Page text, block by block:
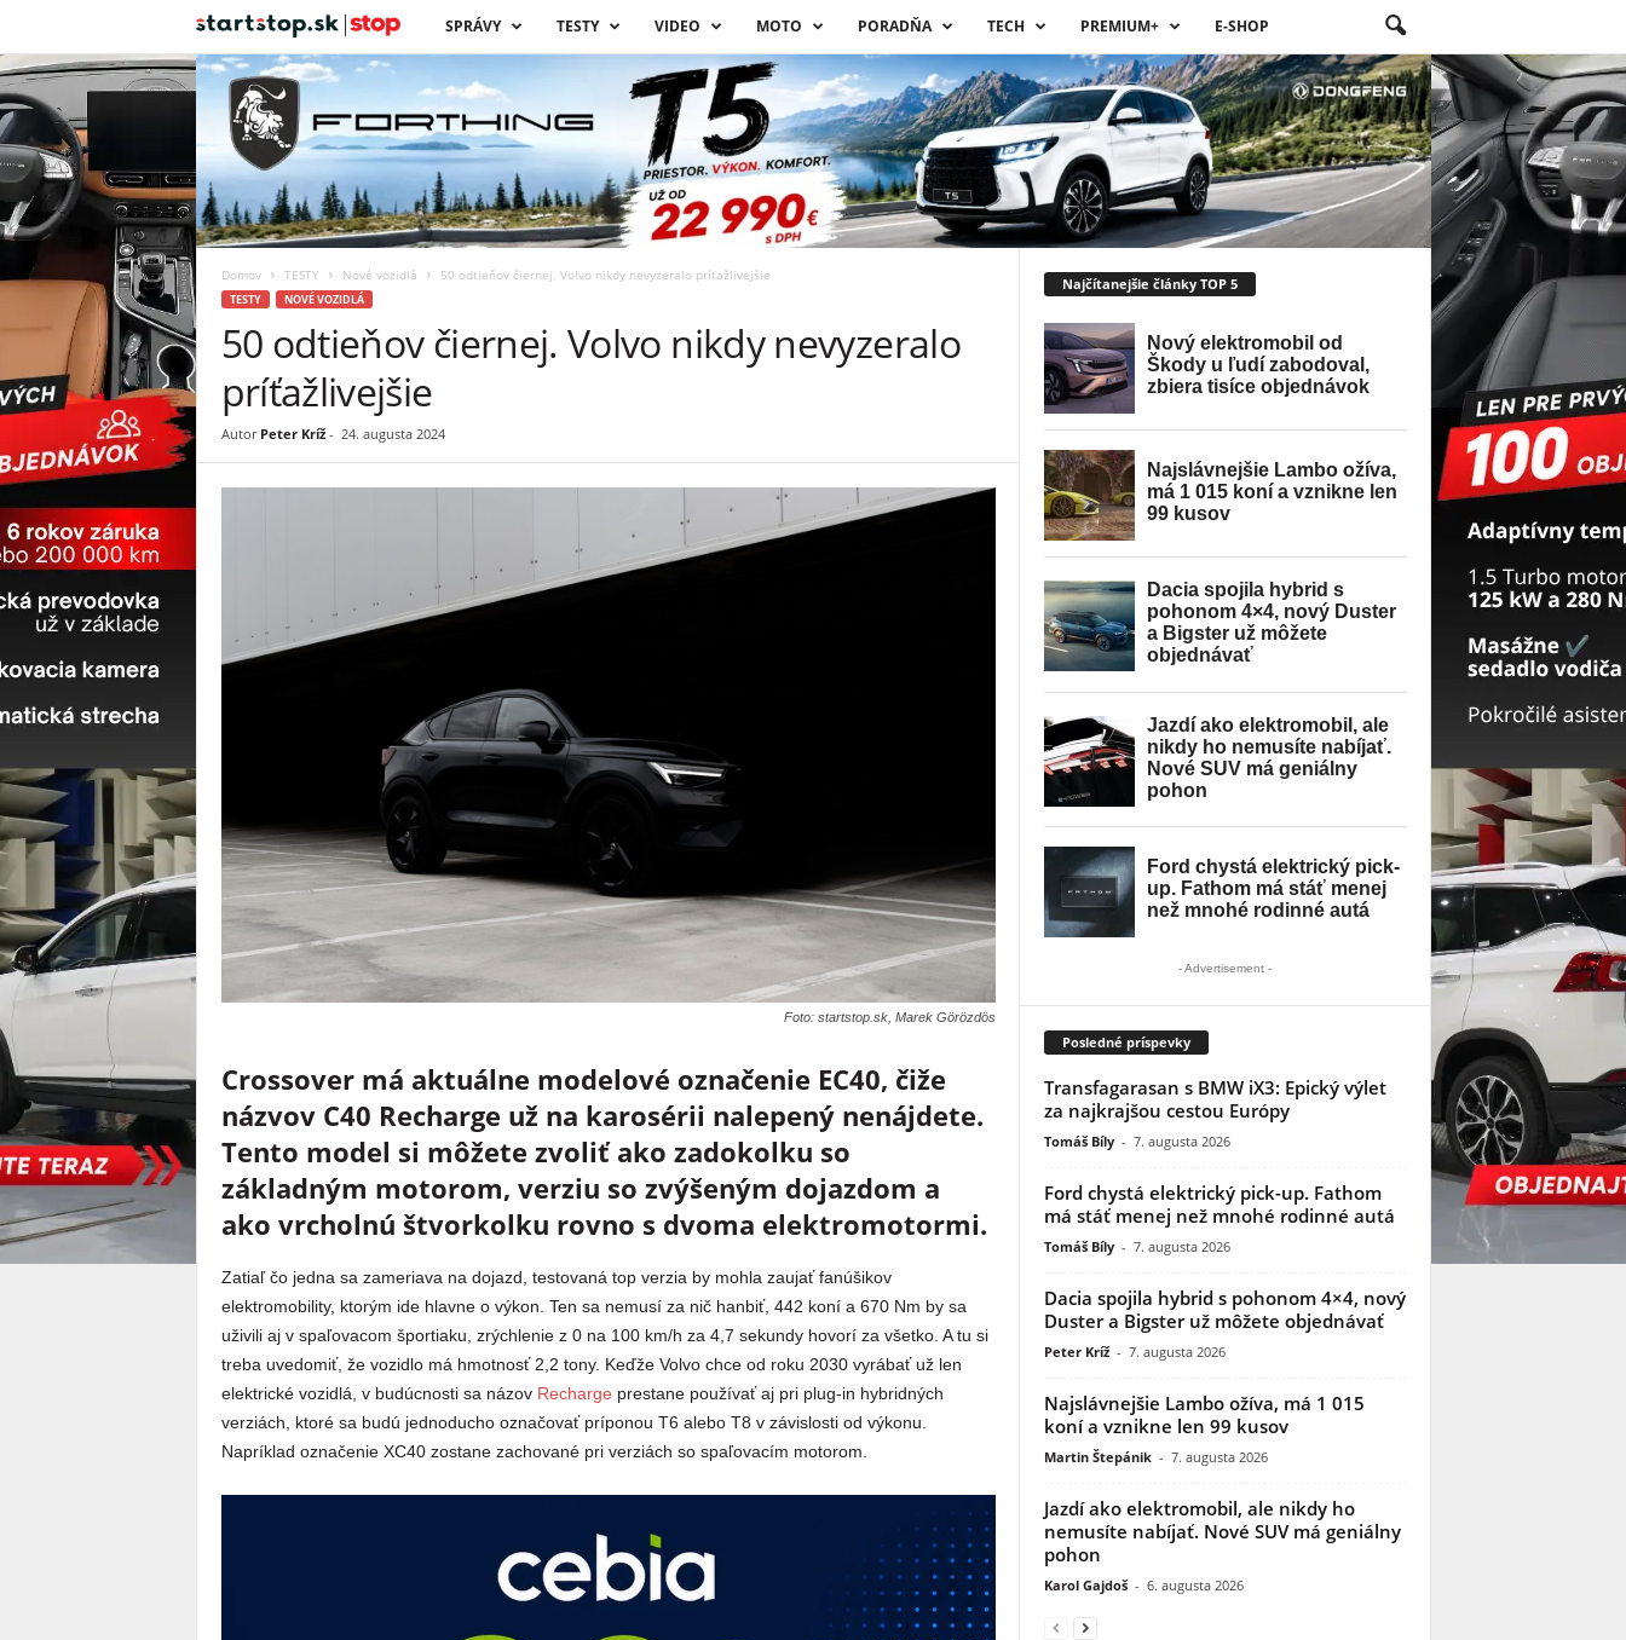
a
r
t
o
SPRÁVY TESTY VIDEO MOTO PORADŇA TECH PREMIUM+ E-SHOP
Domov TESTY Nové vozidlá 50 odtieňov čiernej. Volvo nikdy nevyzeralo príťažlivejšie
TESTY NOVÉ VOZIDLÁ
50 odtieňov čiernej. Volvo nikdy nevyzeralo
príťažlivejšie
Autor Peter Kríž- 24. augusta 2024
Foto: startstop.sk, Marek Görözdös
Crossover má aktuálne modelové označenie EC40, čiže
názvov C40 Recharge už na karosérii nalepený nenájdete.
Tento model si môžete zvoliť ako zadokolku so
základným motorom, verziu so zvýšeným dojazdom a
ako vrcholnú štvorkolku rovno s dvoma elektromotormi.
Zatiaľ čo jedna sa zameriava na dojazd, testovaná top verzia by mohla zaujať fanúšikov
elektromobility, ktorým ide hlavne o výkon. Ten sa nemusí za nič hanbiť, 442 koní a 670 Nm by sa
uživili aj v spaľovacom športiaku, zrýchlenie z 0 na 100 km/h za 4,7 sekundy hovorí za všetko. A tu si
treba uvedomiť, že vozidlo má hmotnosť 2,2 tony. Keďže Volvo chce od roku 2030 vyrábať už len
elektrické vozidlá, v budúcnosti sa názov Recharge prestane používať aj pri plug-in hybridných
verziách, ktoré sa budú jednoducho označovať príponou T6 alebo T8 v závislosti od výkonu.
Napríklad označenie XC40 zostane zachované pri verziách so spaľovacím motorom.
Najčítanejšie články TOP 5
- Advertisement -
Posledné príspevky
Transfagarasan s BMW iX3: Epický výlet
za najkrajšou cestou Európy
Tomáš Bíly - 7. augusta 2026
Ford chystá elektrický pick-up. Fathom
má stáť menej než mnohé rodinné autá
Tomáš Bíly - 7. augusta 2026
Dacia spojila hybrid s pohonom 4×4, nový
Duster a Bigster už môžete objednávať
Peter Kríž - 7. augusta 2026
Najslávnejšie Lambo ožíva, má 1 015
koní a vznikne len 99 kusov
Martin Štepánik - 7. augusta 2026
Jazdí ako elektromobil, ale nikdy ho
nemusíte nabíjať. Nové SUV má geniálny
pohon
Karol Gajdoš - 6. augusta 2026